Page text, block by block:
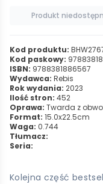
Produkt
Kod produktu:
Kod paskowy:
ISBN: 9788381886567
Wydawca: Rebis
Rok wydania: 2023
Ilość stron: 452
Oprawa: Twarda z
Format: 15.0x22.5cm
Waga: 0.744
Tłumacz:
Seria:
Kolejna część